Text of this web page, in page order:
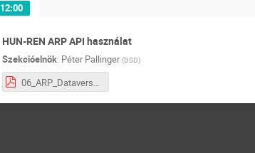
12:00
HUN-REN ARP API használat
Szekcióelnök: Péter Pallinger (DSD)